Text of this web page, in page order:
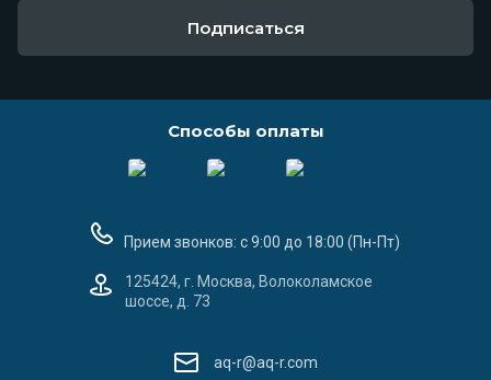
Подписаться
Способы оплаты
Прием звонков: с 9:00 до 18:00 (Пн-Пт)
125424, г. Москва, Волоколамское
шоссе, д. 73
aq-r@aq-r.com